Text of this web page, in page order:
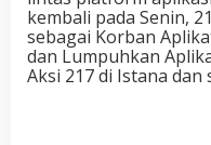
kembali pada Senin,
sebagai Korban
dan Lumpuhkan
Aksi 217 di Istana dan